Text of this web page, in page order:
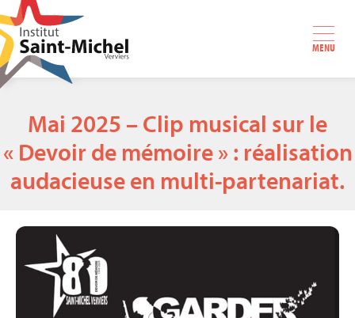
MENU
Mai 2025 – Clip musical sur le
« Devoir de mémoire » : réalisation
audacieuse en multi-partenariat.